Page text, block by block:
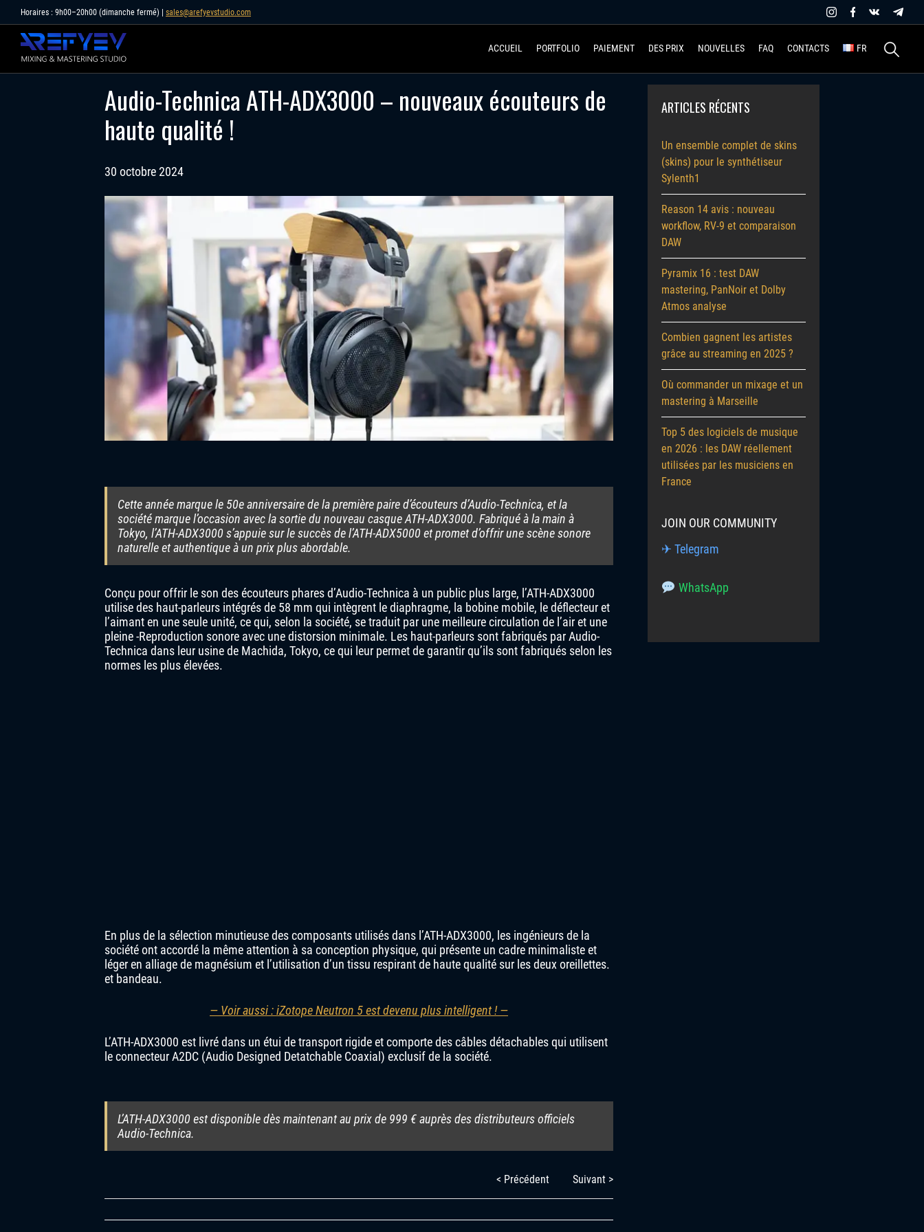
to
content
Horaires : 9h00–20h00 (dimanche fermé) | sales@arefyevstudio.com
ACCUEIL PORTFOLIO PAIEMENT DES PRIX NOUVELLES FAQ CONTACTS FR
Audio-Technica ATH-ADX3000 – nouveaux écouteurs de
haute qualité !
30 octobre 2024
Cette année marque le 50e anniversaire de la première paire d’écouteurs d’Audio-Technica, et la
société marque l’occasion avec la sortie du nouveau casque ATH-ADX3000. Fabriqué à la main à
Tokyo, l’ATH-ADX3000 s’appuie sur le succès de l’ATH-ADX5000 et promet d’offrir une scène sonore
naturelle et authentique à un prix plus abordable.
Conçu pour offrir le son des écouteurs phares d’Audio-Technica à un public plus large, l’ATH-ADX3000
utilise des haut-parleurs intégrés de 58 mm qui intègrent le diaphragme, la bobine mobile, le déflecteur et
l’aimant en une seule unité, ce qui, selon la société, se traduit par une meilleure circulation de l’air et une
pleine -Reproduction sonore avec une distorsion minimale. Les haut-parleurs sont fabriqués par Audio-
Technica dans leur usine de Machida, Tokyo, ce qui leur permet de garantir qu’ils sont fabriqués selon les
normes les plus élevées.
En plus de la sélection minutieuse des composants utilisés dans l’ATH-ADX3000, les ingénieurs de la
société ont accordé la même attention à sa conception physique, qui présente un cadre minimaliste et
léger en alliage de magnésium et l’utilisation d’un tissu respirant de haute qualité sur les deux oreillettes.
et bandeau.
— Voir aussi : iZotope Neutron 5 est devenu plus intelligent ! —
L’ATH-ADX3000 est livré dans un étui de transport rigide et comporte des câbles détachables qui utilisent
le connecteur A2DC (Audio Designed Detatchable Coaxial) exclusif de la société.
L’ATH-ADX3000 est disponible dès maintenant au prix de 999 € auprès des distributeurs officiels
Audio-Technica.
< Précédent Suivant >
ARTICLES RÉCENTS
Un ensemble complet de skins
(skins) pour le synthétiseur
Sylenth1
Reason 14 avis : nouveau
workflow, RV-9 et comparaison
DAW
Pyramix 16 : test DAW
mastering, PanNoir et Dolby
Atmos analyse
Combien gagnent les artistes
grâce au streaming en 2025 ?
Où commander un mixage et un
mastering à Marseille
Top 5 des logiciels de musique
en 2026 : les DAW réellement
utilisées par les musiciens en
France
JOIN OUR COMMUNITY
✈ Telegram
WhatsApp